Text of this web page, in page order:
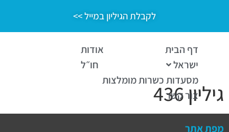
לקבלת הגיליון במייל >>
דף הבית
אודות
ישראל
חו״ל
מסעדות כשרות מומלצות
צור קשרגיליון 436
מפת אתר